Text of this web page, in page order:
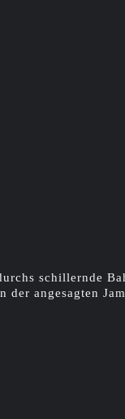
schillernde
angesagten